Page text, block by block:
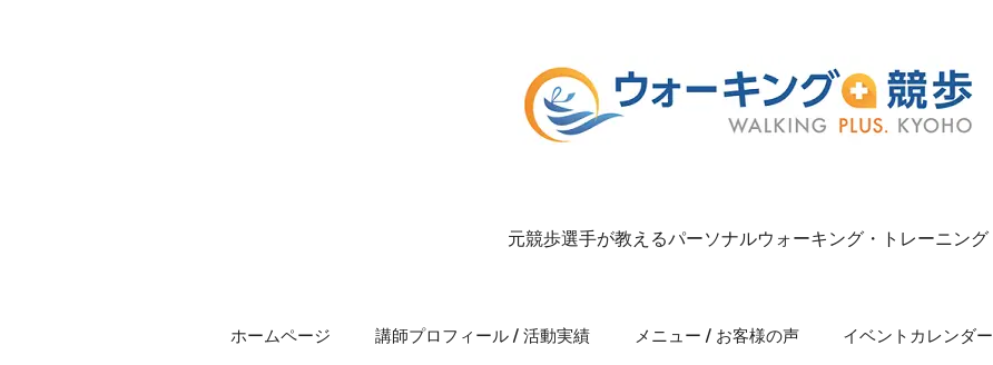
元競歩選手が教えるパーソナルウォーキング・トレーニング
ホームページ 講師プロフィール / 活動実績 メニュー / お客様の声 イベントカレンダー